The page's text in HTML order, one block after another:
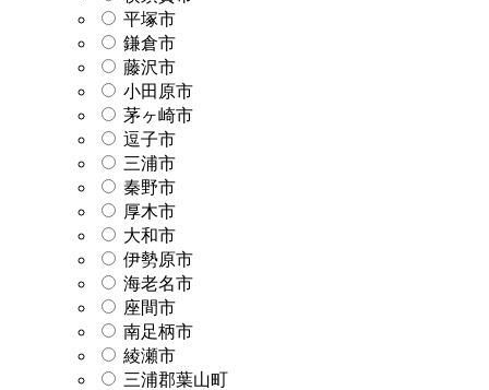
平塚市
鎌倉市
藤沢市
小田原市
茅ヶ崎市
逗子市
三浦市
秦野市
厚木市
大和市
伊勢原市
海老名市
座間市
南足柄市
綾瀬市
三浦郡葉山町